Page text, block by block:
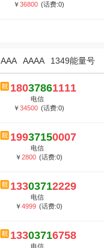
￥36800 (话费:0)
1349能量号
AAAA
AAA
18037861111
电信
￥34500 (话费:0)
19937150007
电信
￥2800 (话费:0)
13303712229
电信
￥4999 (话费:0)
13303716758
电信